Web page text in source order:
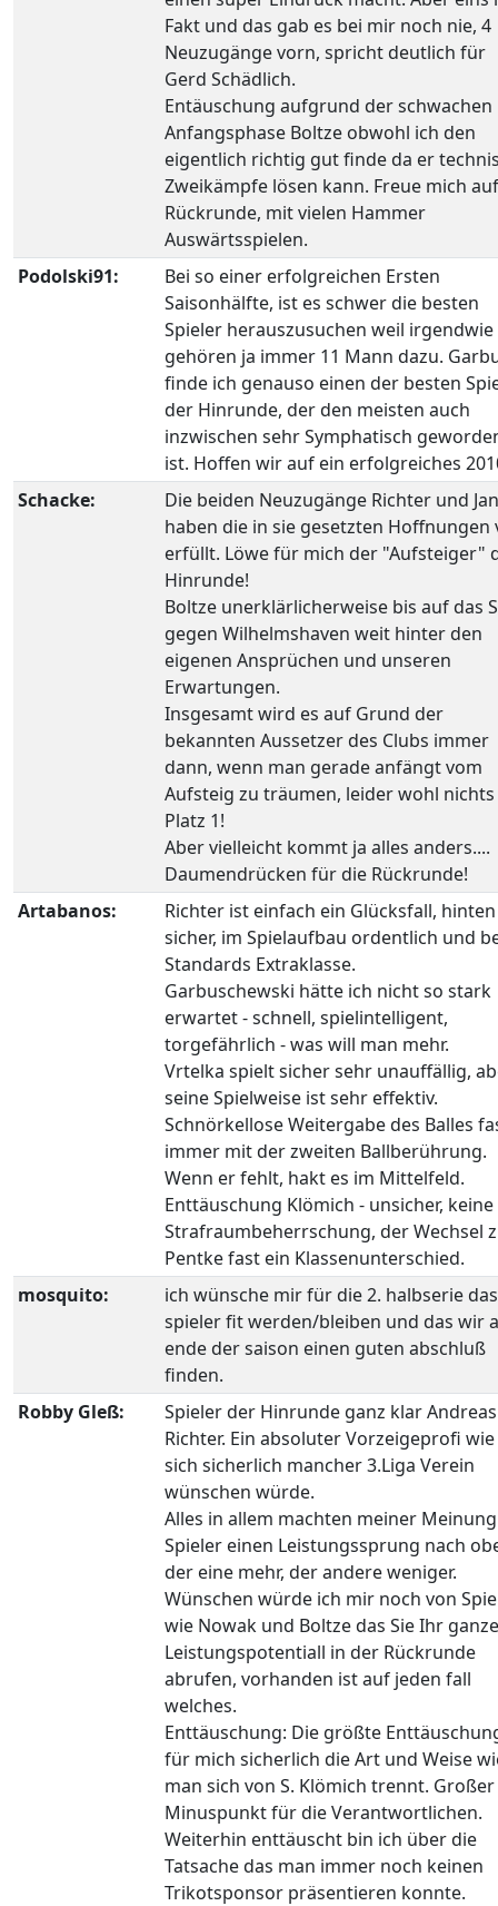
Fakt und das gab es bei mir noch nie, 4
Neuzugänge vorn, spricht deutlich für
Gerd Schädlich.
Entäuschung aufgrund der schwachen
Anfangsphase Boltze obwohl ich den
eigentlich richtig gut finde da er
Zweikämpfe lösen kann. Freue mich
Rückrunde, mit vielen Hammer
Auswärtsspielen.
Podolski91:
Bei so einer erfolgreichen Ersten
Saisonhälfte, ist es schwer die besten
Spieler herauszusuchen weil irgendwie
gehören ja immer 11 Mann dazu.
finde ich genauso einen der besten
der Hinrunde, der den meisten auch
inzwischen sehr Symphatisch
ist. Hoffen wir auf ein erfolgreiches
Schacke:
Die beiden Neuzugänge Richter und
haben die in sie gesetzten Hoffnungen
erfüllt. Löwe für mich der "Aufsteiger"
Hinrunde!
Boltze unerklärlicherweise bis auf das
gegen Wilhelmshaven weit hinter den
eigenen Ansprüchen und unseren
Erwartungen.
Insgesamt wird es auf Grund der
bekannten Aussetzer des Clubs immer
dann, wenn man gerade anfängt vom
Aufsteig zu träumen, leider wohl
Platz 1!
Aber vielleicht kommt ja alles anders....
Daumendrücken für die Rückrunde!
Artabanos:
Richter ist einfach ein Glücksfall, hinten
sicher, im Spielaufbau ordentlich und
Standards Extraklasse.
Garbuschewski hätte ich nicht so stark
erwartet - schnell, spielintelligent,
torgefährlich - was will man mehr.
Vrtelka spielt sicher sehr unauffällig,
seine Spielweise ist sehr effektiv.
Schnörkellose Weitergabe des Balles
immer mit der zweiten Ballberührung.
Wenn er fehlt, hakt es im Mittelfeld.
Enttäuschung Klömich - unsicher, keine
Strafraumbeherrschung, der Wechsel
Pentke fast ein Klassenunterschied.
mosquito:
ich wünsche mir für die 2. halbserie
spieler fit werden/bleiben und das wir
ende der saison einen guten abschluß
finden.
Robby Gleß:
Spieler der Hinrunde ganz klar Andreas
Richter. Ein absoluter Vorzeigeprofi
sich sicherlich mancher 3.Liga Verein
wünschen würde.
Alles in allem machten meiner
Spieler einen Leistungssprung nach
der eine mehr, der andere weniger.
Wünschen würde ich mir noch von
wie Nowak und Boltze das Sie Ihr
Leistungspotentiall in der Rückrunde
abrufen, vorhanden ist auf jeden fall
welches.
Enttäuschung: Die größte
für mich sicherlich die Art und Weise
man sich von S. Klömich trennt. Großer
Minuspunkt für die Verantwortlichen.
Weiterhin enttäuscht bin ich über die
Tatsache das man immer noch keinen
Trikotsponsor präsentieren konnte.